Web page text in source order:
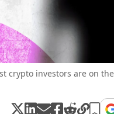
crypto investors are on